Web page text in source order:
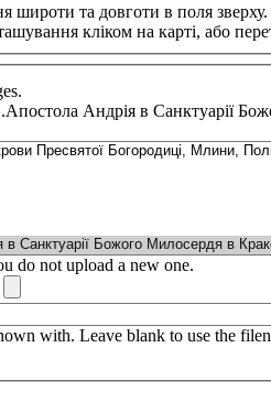
широти та довготи в поля зверху.
кліком на карті, або
do not upload a new one.
with. Leave blank to use the